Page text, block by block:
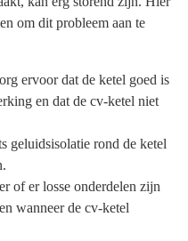
om dit probleem aan te
ervoor dat de ketel goed is
en dat de cv-ketel niet
geluidsisolatie rond de ketel
of er losse onderdelen zijn
wanneer de cv-ketel